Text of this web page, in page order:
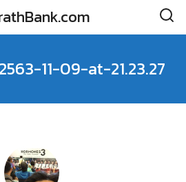
11-09-at-21.23.27